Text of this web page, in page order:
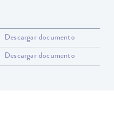
Descargar documento
Descargar documento